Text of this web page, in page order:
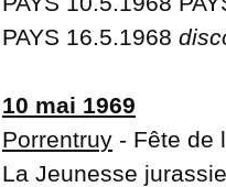
PAYS 16.5.1968
10 mai 1969
Porrentruy - Fête de
La Jeunesse